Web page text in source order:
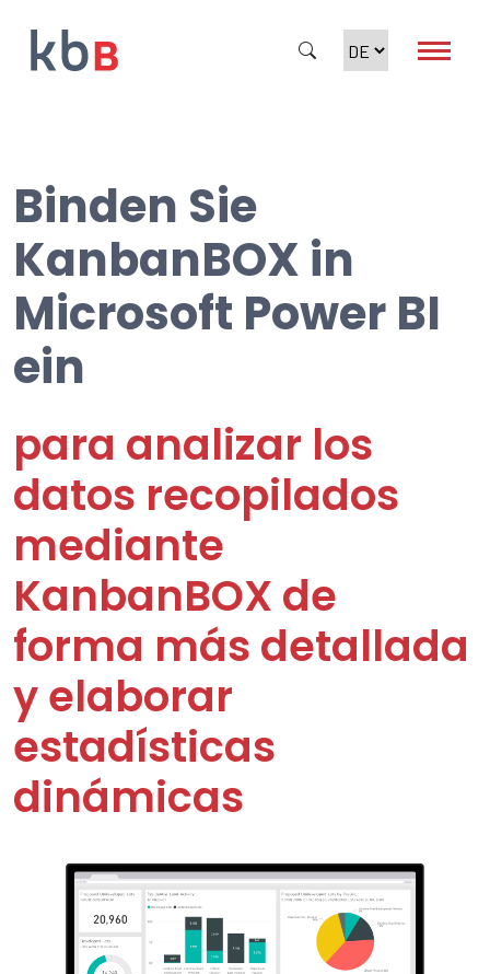
Suche
Binden Sie
KanbanBOX in
Microsoft Power BI
ein
para analizar los
datos recopilados
mediante
KanbanBOX de
forma más detallada
y elaborar
estadísticas
dinámicas